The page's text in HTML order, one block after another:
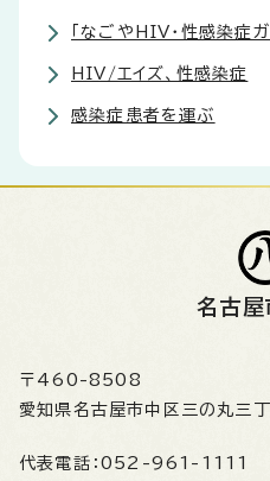
「なごやHIV・性感染症
HIV/エイズ、性感染症
感染症患者を運ぶ
名古屋
〒460-8508
愛知県名古屋市中区三の丸三
代表電話： 052-961-1111